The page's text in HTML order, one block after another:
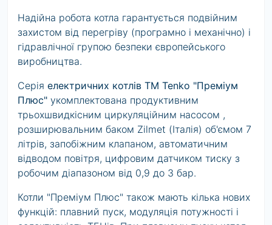
Надійна робота котла гарантується подвійним
захистом від перегріву (програмно і механічно) і
гідравлічної групою безпеки європейського
виробництва.
Серія електричних котлів TM Tenko "Преміум
Плюс" укомплектована продуктивним
трьохшвидкісним циркуляційним насосом ,
розширювальним баком Zilmet (Італія) об'ємом 7
літрів, запобіжним клапаном, автоматичним
відводом повітря, цифровим датчиком тиску з
робочим діапазоном від 0,9 до 3 бар.
Котли "Преміум Плюс" також мають кілька нових
функцій: плавний пуск, модуляція потужності і